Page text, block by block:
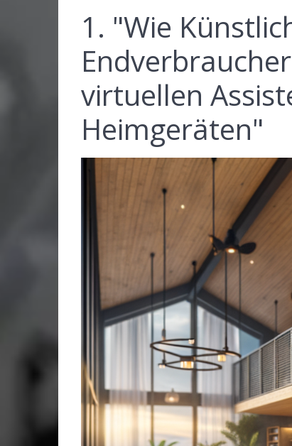
1. "Wie
virtuellen
Heimgeräten"